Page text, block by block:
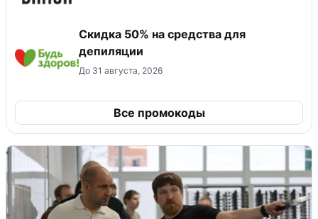
Скидка 50% на средства для
депиляции
До 31 августа, 2026
Все промокоды